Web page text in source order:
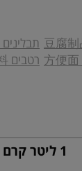
תבלינים 香料和调味粉
רטבים 酱料
1 ליטר קרם קוקוס